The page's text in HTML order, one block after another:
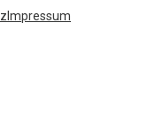
Impressum